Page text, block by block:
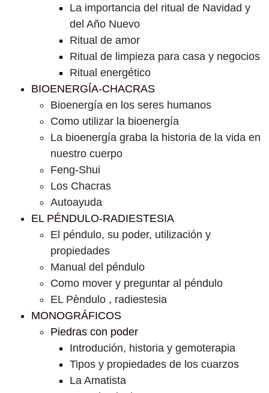
La importancia del ritual de Navidad y
del Año Nuevo
Ritual de amor
Ritual de limpieza para casa y negocios
Ritual energético
BIOENERGÍA-CHACRAS
Bioenergía en los seres humanos
Como utilizar la bioenergía
La bioenergía graba la historia de la vida en
nuestro cuerpo
Feng-Shui
Los Chacras
Autoayuda
EL PÉNDULO-RADIESTESIA
El péndulo, su poder, utilización y
propiedades
Manual del péndulo
Como mover y preguntar al péndulo
EL Pèndulo , radiestesia
MONOGRÁFICOS
Piedras con poder
Introdución, historia y gemoterapia
Tipos y propiedades de los cuarzos
La Amatista